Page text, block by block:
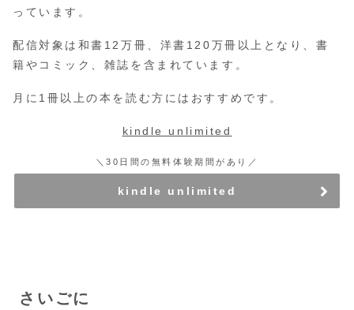
っています。
配信対象は和書12万冊、洋書120万冊以上となり、書
籍やコミック、雑誌を含まれています。
月に1冊以上の本を読む方にはおすすめです。
kindle unlimited
＼30日間の無料体験期間があり／
kindle unlimited
さいごに